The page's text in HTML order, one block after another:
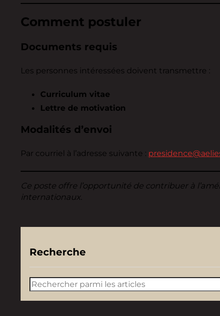
Comment postuler
Documents requis
Les personnes intéressées doivent transmettre :
Curriculum vitae
Lettre de motivation
Modalités d’envoi
Par courriel à l’adresse suivante :
Ce poste offre l’opportunité de contribuer à
internationaux.
Recherche
Rechercher